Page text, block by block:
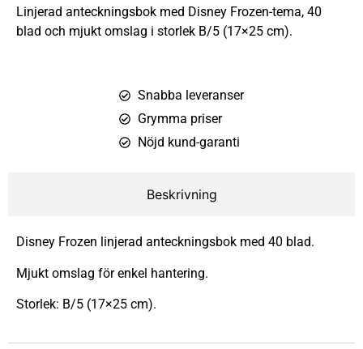
Linjerad anteckningsbok med Disney Frozen-tema, 40
blad och mjukt omslag i storlek B/5 (17×25 cm).
Snabba leveranser
Grymma priser
Nöjd kund-garanti
Beskrivning
Disney Frozen linjerad anteckningsbok med 40 blad.
Mjukt omslag för enkel hantering.
Storlek: B/5 (17×25 cm).